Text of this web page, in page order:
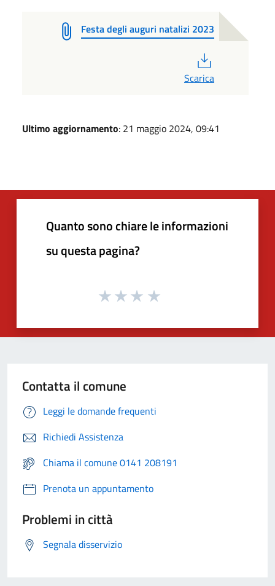
Festa degli auguri natalizi 2023
Scarica
Ultimo aggiornamento: 21 maggio 2024, 09:41
Quanto sono chiare le informazioni
su questa pagina?
Contatta il comune
Leggi le domande frequenti
Richiedi Assistenza
Chiama il comune 0141 208191
Prenota un appuntamento
Problemi in città
Segnala disservizio